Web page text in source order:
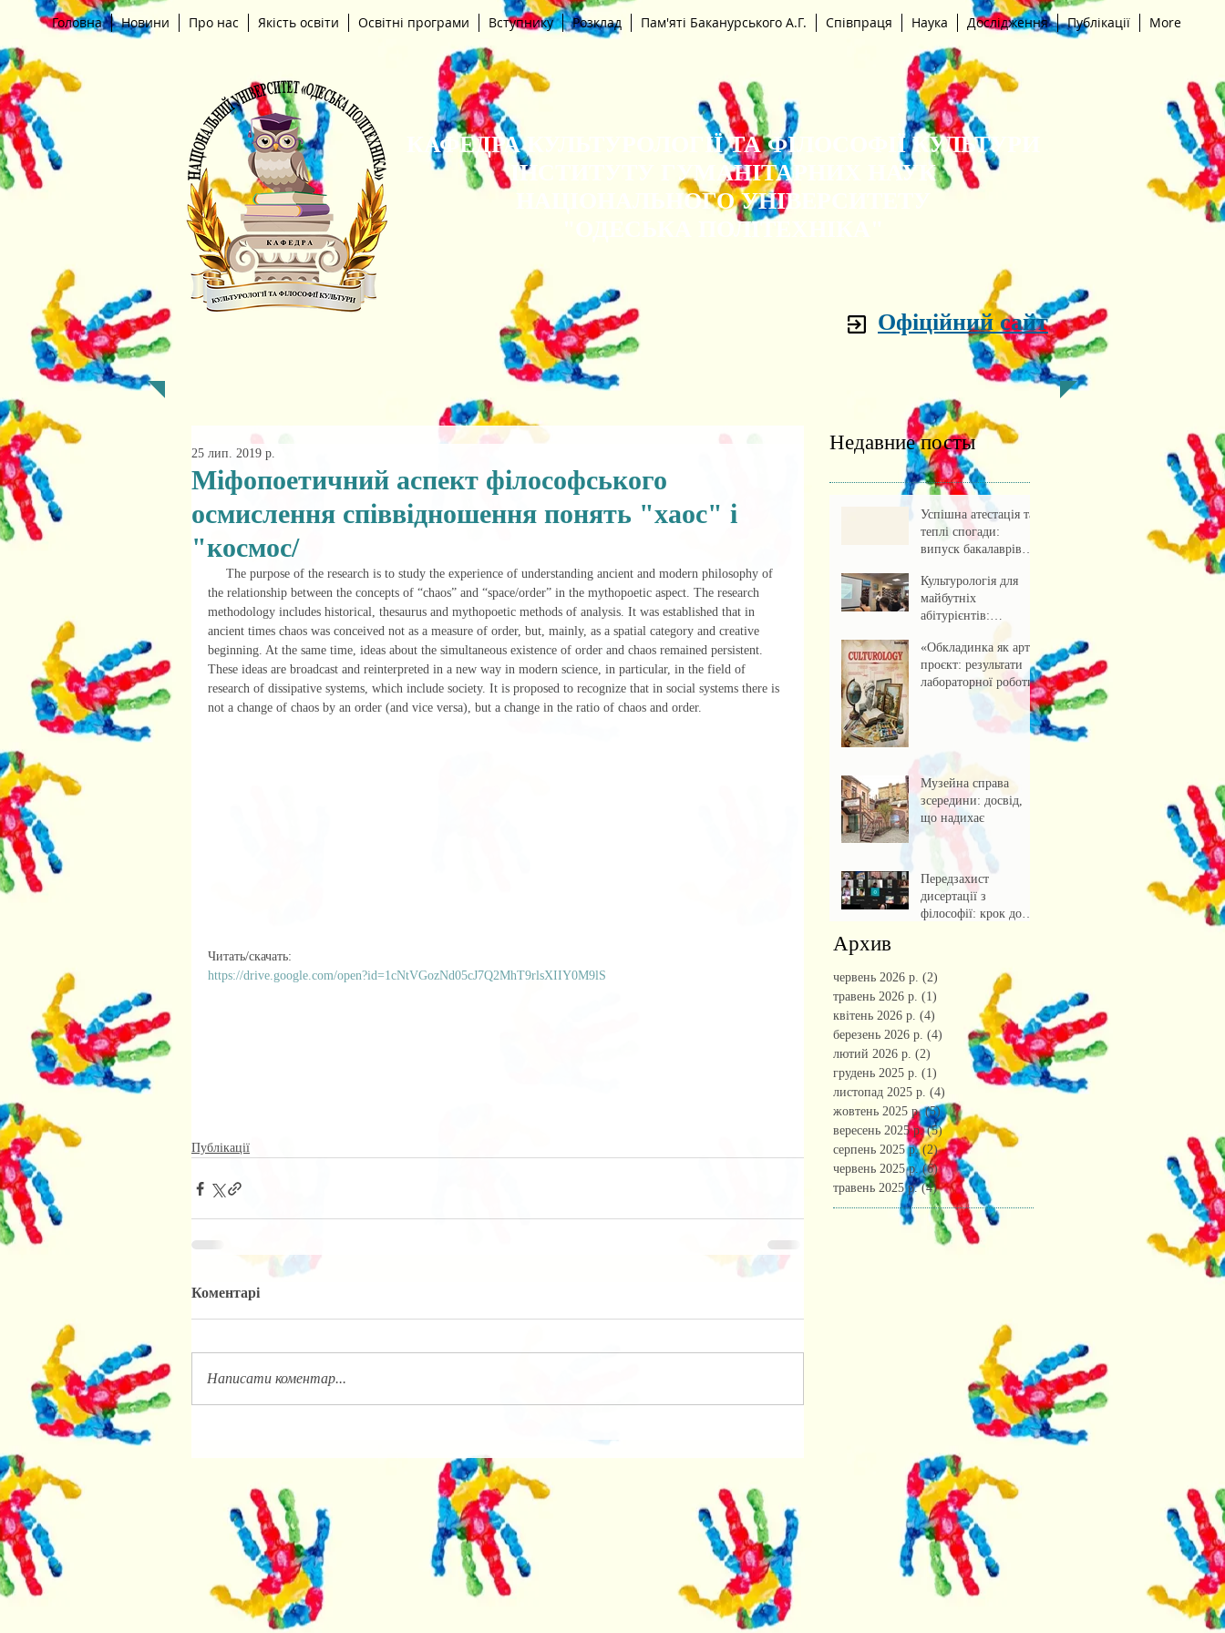
Головна Новини Про нас Якість освіти Освітні програми Вступнику Розклад Пам'яті Баканурського А.Г. Співпраця Наука Дослідження Публікації More
КАФЕДРА КУЛЬТУРОЛОГІЇ ТА ФІЛОСОФІЇ КУЛЬТУРИ
ІНСТИТУТУ ГУМАНІТАРНИХ НАУК
НАЦІОНАЛЬНОГО УНІВЕРСИТЕТУ
"ОДЕСЬКА ПОЛІТЕХНІКА"
Офіційний сайт
Міфопоетичний аспект філософського
осмислення співвідношення понять "хаос" і
"космос/
25 лип. 2019 р.
the relationship between the concepts of “chaos” and “space/order” in the mythopoetic aspect. The research
methodology includes historical, thesaurus and mythopoetic methods of analysis. It was established that in
ancient times chaos was conceived not as a measure of order, but, mainly, as a spatial category and creative
beginning. At the same time, ideas about the simultaneous existence of order and chaos remained persistent.
These ideas are broadcast and reinterpreted in a new way in modern science, in particular, in the field of
research of dissipative systems, which include society. It is proposed to recognize that in social systems there is
not a change of chaos by an order (and vice versa), but a change in the ratio of chaos and order.
Читать/скачать:
https://drive.google.com/open?id=1cNtVGozNd05cJ7Q2MhT9rlsXIIY0M9lS
Публікації
Коментарі
Написати коментар...
Недавние посты
Успішна атестація та
теплі спогади:
випуск бакалаврів
Культурологія для
майбутніх
абітурієнтів:
зустріч із учнями
ліцею
«Обкладинка як арт-
проєкт: результати
лабораторної роботи»
Музейна справа
зсередини: досвід,
що надихає
Передзахист
дисертації з
філософії: крок до
Архив
червень 2026 р. (2)
травень 2026 р. (1)
квітень 2026 р. (4)
березень 2026 р. (4) 4 пости
лютий 2026 р. (2) 2 пости
грудень 2025 р. (1)
листопад 2025 р. (4)
жовтень 2025 р. (5)5 постів
вересень 2025 р. (5)5 постів
серпень 2025 р. (2)2 пости
червень 2025 р. (6)6 постів
травень 2025 р. (4)4 пости